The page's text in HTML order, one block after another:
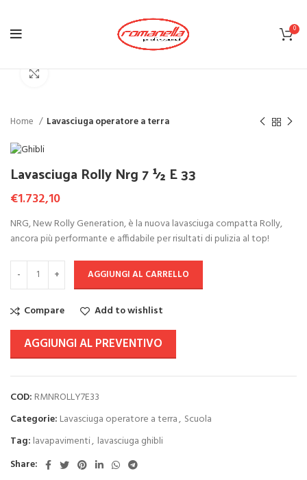
0
Home Lavasciuga operatore a terra
Lavasciuga Rolly Nrg 7 ½ E 33
€1.732,10
NRG, New Rolly Generation, è la nuova lavasciuga compatta Rolly,
ancora più performante e affidabile per risultati di pulizia al top!
AGGIUNGI AL CARRELLO
Compare Add to wishlist
AGGIUNGI AL PREVENTIVO
COD: RMNROLLY7E33
Categorie: Lavasciuga operatore a terra, Scuola
Tag: lavapavimenti, lavasciuga ghibli
Share: